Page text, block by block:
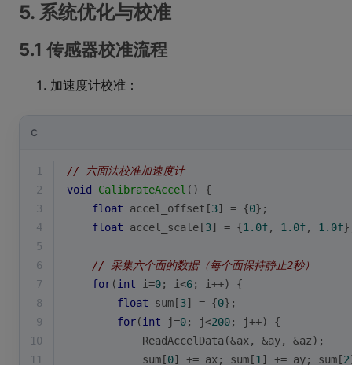
5. 系统优化与校准
5.1 传感器校准流程
加速度计校准：
C
1
// 六面法校准加速度计
2
void CalibrateAccel ()
{
3
float accel_offset[3] = {0};
4
float accel_scale[3] = {1.0f, 1.0f, 1.0f
5
6
// 采集六个面的数据（每个面保持静止2秒）
7
for(int i=0; i<6; i++) {
8
float sum[3] = {0};
9
for(int j=0; j<200; j++) {
10
            ReadAccelData(&ax, &ay, &az);
11
            sum[
0] += ax; sum[1 ] += ay; sum[2